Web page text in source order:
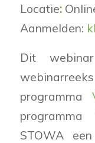
Locatie:
Aanmelden:
Dit
programma
STOWA